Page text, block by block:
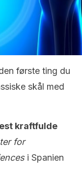
første ting du
skål med
kraftfulde
for
i Spanien